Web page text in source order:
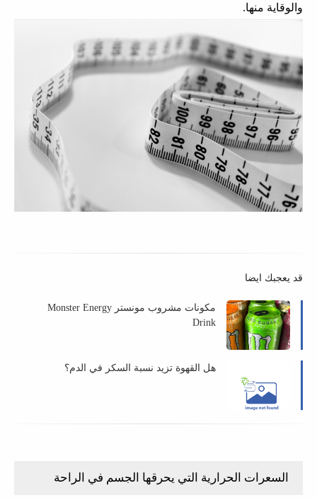
والوقاية منها.
قد يعجبك ايضا
مكونات مشروب مونستر Monster Energy
Drink
هل القهوة تزيد نسبة السكر في الدم؟
السعرات الحرارية التي يحرقها الجسم في الراحة